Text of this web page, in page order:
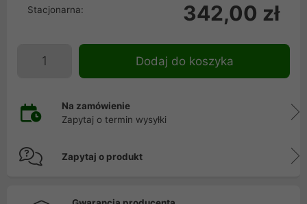
Stacjonarna: 342,00 zł
Dodaj do koszyka
Na zamówienie
Zapytaj o termin wysyłki
Zapytaj o produkt